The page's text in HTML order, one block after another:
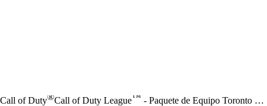
Call of Duty®Call of Duty League™ - Paquete de Equipo Toronto KOI 2026